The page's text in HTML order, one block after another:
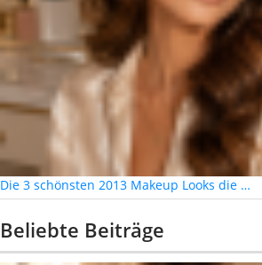
Die 3 schönsten 2013 Makeup Looks die …
Beliebte Beiträge